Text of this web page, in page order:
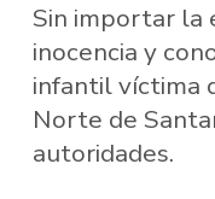
Sin importar la
inocencia y
infantil víctima
Norte de
autoridades.